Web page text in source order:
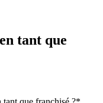
tant que